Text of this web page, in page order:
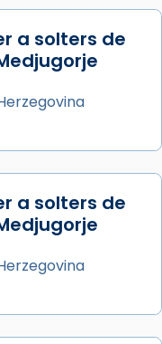
de Barcelona.
cardenal Joan
i l’ha
Barcelona,
a solters de
a solters de